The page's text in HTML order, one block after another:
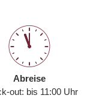
Abreise
out: bis 11:00 Uhr